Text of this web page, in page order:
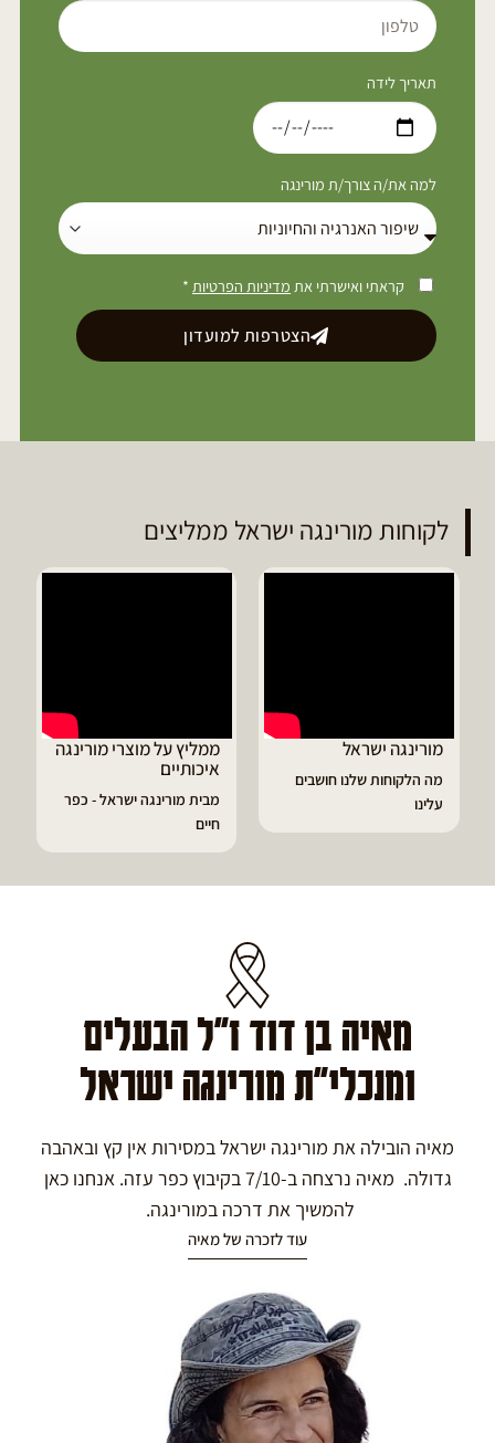
תאריך לידה
למה את/ה צורך/ת מורינגה
קראתי ואישרתי את מדיניות הפרטיות*
הצטרפות למועדון
לקוחות מורינגה ישראל ממליצים
ממליץ על מוצרי מורינגה
איכותיים
דיוויד ממליץ על טבליות
הפסקתי לסבול מהתקפי
מאיה בן דוד ז"ל הבעלים
ומנכלי"ת מורינגה ישראל
מאיה הובילה את מורינגה ישראל במסירות אין קץ ובאהבה
גדולה. מאיה נרצחה ב-7/10 בקיבוץ כפר עזה. אנחנו כאן
להמשיך את דרכה במורינגה.
עוד לזכרה של מאיה